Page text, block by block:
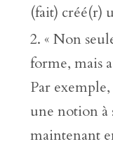
(fait) créé(r)
« Non
forme, mais
Par
une notion à
maintenant